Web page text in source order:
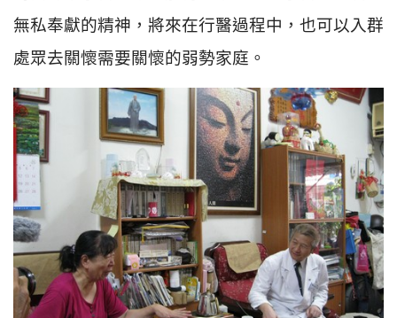
無私奉獻的精神，將來在行醫過程中，也可以入群
處眾去關懷需要關懷的弱勢家庭。